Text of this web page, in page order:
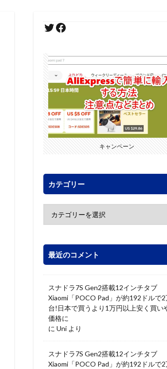
キャンペーン
カテゴリー
最近のコメント
スナドラ7S Gen2搭載12インチタブ
Xiaomi「POCO Pad」が約192ドルで2
台!日本で買うより1万円以上安く買い
価格に
に Uni より
スナドラ7S Gen2搭載12インチタブ
Xiaomi「POCO Pad」が約192ドルで2